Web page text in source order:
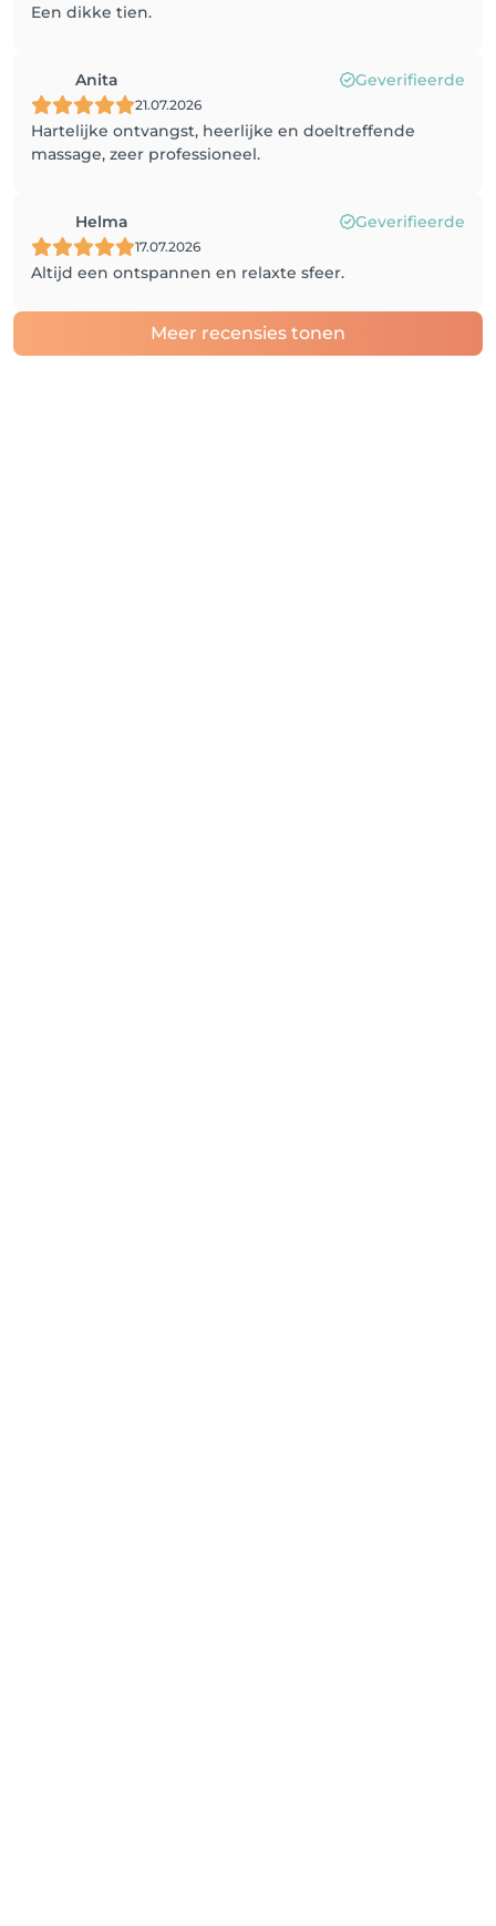
Een dikke tien.
Anita Geverifieerde
21.07.2026
Hartelijke ontvangst, heerlijke en doeltreffende
massage, zeer professioneel.
Helma Geverifieerde
17.07.2026
Altijd een ontspannen en relaxte sfeer.
Meer recensies tonen